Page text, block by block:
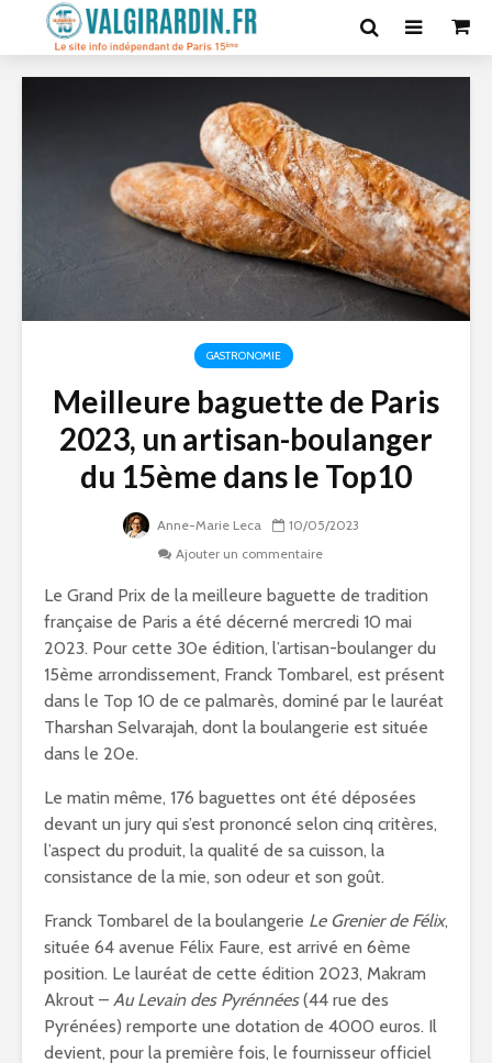
GASTRONOMIE
Meilleure baguette de Paris
2023, un artisan-boulanger
du 15ème dans le Top10
Anne-Marie Leca
10/05/2023
Ajouter un commentaire
Le Grand Prix de la meilleure baguette de tradition
française de Paris a été décerné mercredi 10 mai
2023. Pour cette 30e édition, l’artisan-boulanger du
15ème arrondissement, Franck Tombarel, est présent
dans le Top 10 de ce palmarès, dominé par le lauréat
Tharshan Selvarajah, dont la boulangerie est située
dans le 20e.
Le matin même, 176 baguettes ont été déposées
devant un jury qui s’est prononcé selon cinq critères,
l’aspect du produit, la qualité de sa cuisson, la
consistance de la mie, son odeur et son goût.
Franck Tombarel de la boulangerie Le Grenier de Félix,
située 64 avenue Félix Faure, est arrivé en 6ème
position. Le lauréat de cette édition 2023, Makram
Akrout – Au Levain des Pyrénnées(44 rue des
Pyrénées) remporte une dotation de 4000 euros. Il
devient, pour la première fois, le fournisseur officiel